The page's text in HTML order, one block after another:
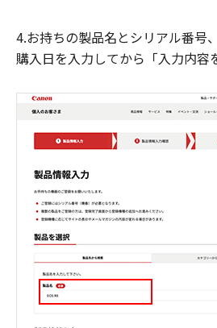
4.お持ちの製品名とシリアル番号、
購入日を入力してから「入力内容